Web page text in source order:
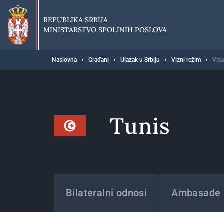
Preskoči
glavni
deo
sadržaja
REPUBLIKA SRBIJA
MINISTARSTVO SPOLJNIH POSLOVA
Breadcrumb
Naslovna Građani Ulazak u Srbiju Vizni režim
Tunis
Bilateralni odnosi